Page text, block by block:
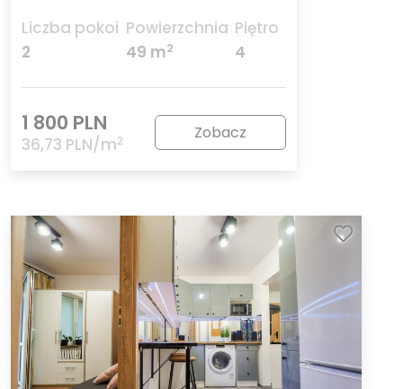
Liczba pokoi
2
Powierzchnia
49 m2
Piętro
4
1 800 PLN
36,73 PLN/m2 Zobacz